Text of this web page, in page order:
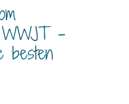
WWJT –
besten